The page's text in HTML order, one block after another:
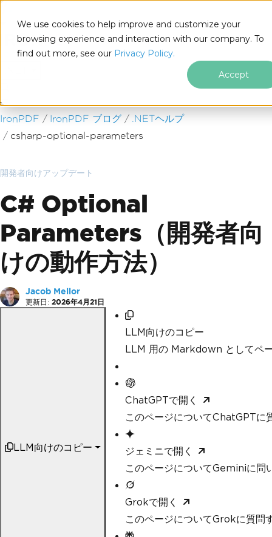
We use cookies to help improve and customize your
browsing experience and interaction with our company. To
find out more, see our Privacy Policy.
Accept
フッターコンテンツにスキップ
IronPDF IronPDF ブログ
.NETヘルプ
csharp-optional-parameters
開発者向けアップデート
C# Optional
Parameters（開発者向
けの動作方法）
Jacob Mellor
更新日: 2026年4月21日
LLM向けのコピー
LLM向けのコピー
LLM 用の Markdown としてペ
ChatGPTで開く
このページについてChatGPTに
ジェミニで開く
このページについてGeminiに問
Grokで開く
このページについてGrokに質問